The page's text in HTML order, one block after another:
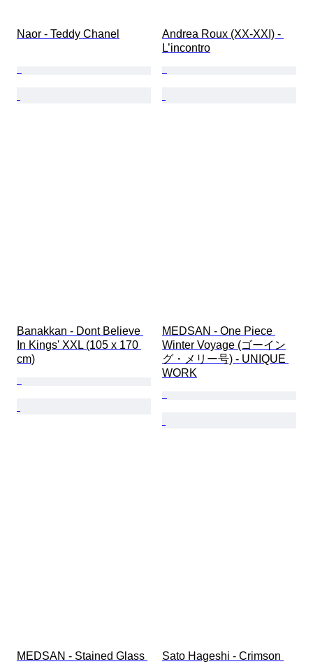
Naor - Teddy Chanel
Andrea Roux (XX-XXI) -
L’incontro
Banakkan - Dont Believe
In Kings' XXL (105 x 170
cm)
MEDSAN - One Piece
Winter Voyage (ゴーイン
グ・メリー号) - UNIQUE
WORK
MEDSAN - Stained Glass Sato Hageshi - Crimson